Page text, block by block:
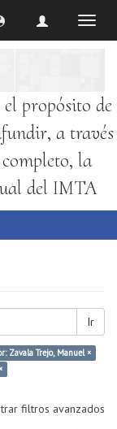
propósito de
a través
la
del IMTA
Ir
Zavala Trejo, Manuel ×
filtros avanzados